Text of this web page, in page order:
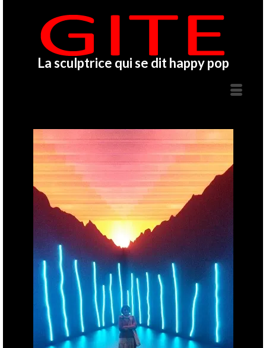
La sculptrice qui se dit happy pop